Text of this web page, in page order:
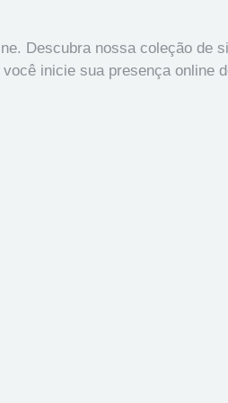
Descubra nossa coleção de
inicie sua presença online